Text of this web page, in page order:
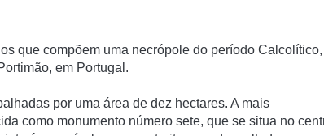
que compõem uma necrópole do perí­odo Calcolí­tico,
em Portugal.
por uma área de dez hectares. A mais
como monumento número sete, que se situa no